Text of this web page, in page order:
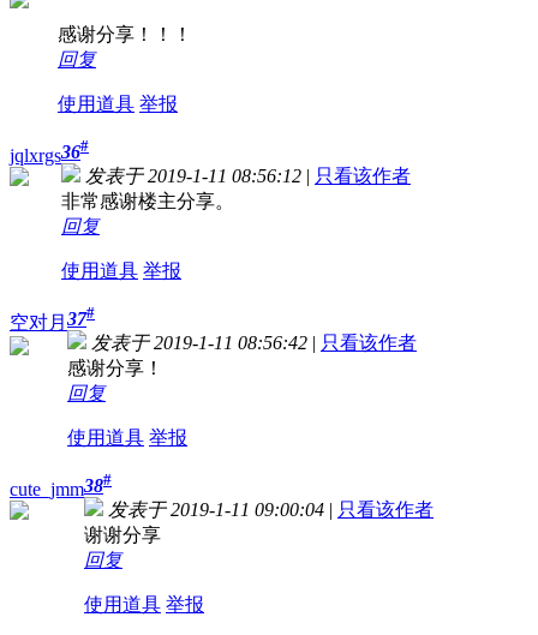
感谢分享！！！
回复
使用道具 举报
jqlxrgs36#
发表于 2019-1-11 08:56:12 | 只看该作者
非常感谢楼主分享。
回复
使用道具 举报
空对月 37#
发表于 2019-1-11 08:56:42 | 只看该作者
感谢分享！
回复
使用道具 举报
cute_jmm38#
发表于 2019-1-11 09:00:04 | 只看该作者
谢谢分享
回复
使用道具 举报